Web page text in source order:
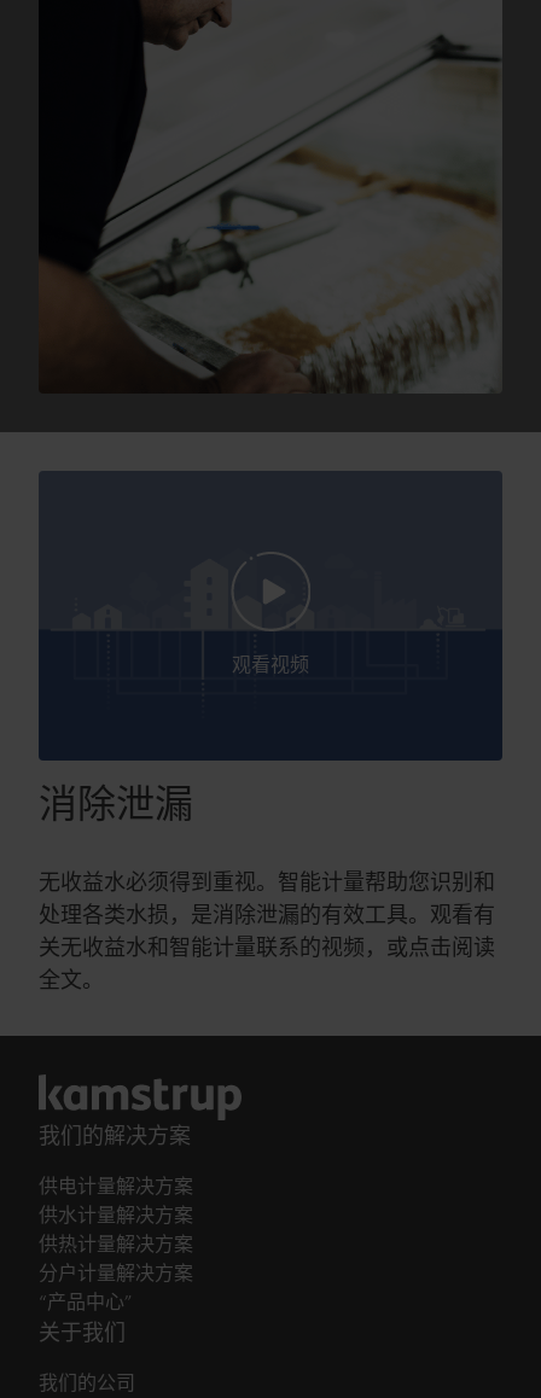
观看视频
消除泄漏
无收益水必须得到重视。智能计量帮助您识别和
处理各类水损，是消除泄漏的有效工具。观看有
关无收益水和智能计量联系的视频，或点击阅读
全文。
我们的解决方案
供电计量解决方案
供水计量解决方案
供热计量解决方案
分户计量解决方案
“产品中心”
关于我们
我们的公司